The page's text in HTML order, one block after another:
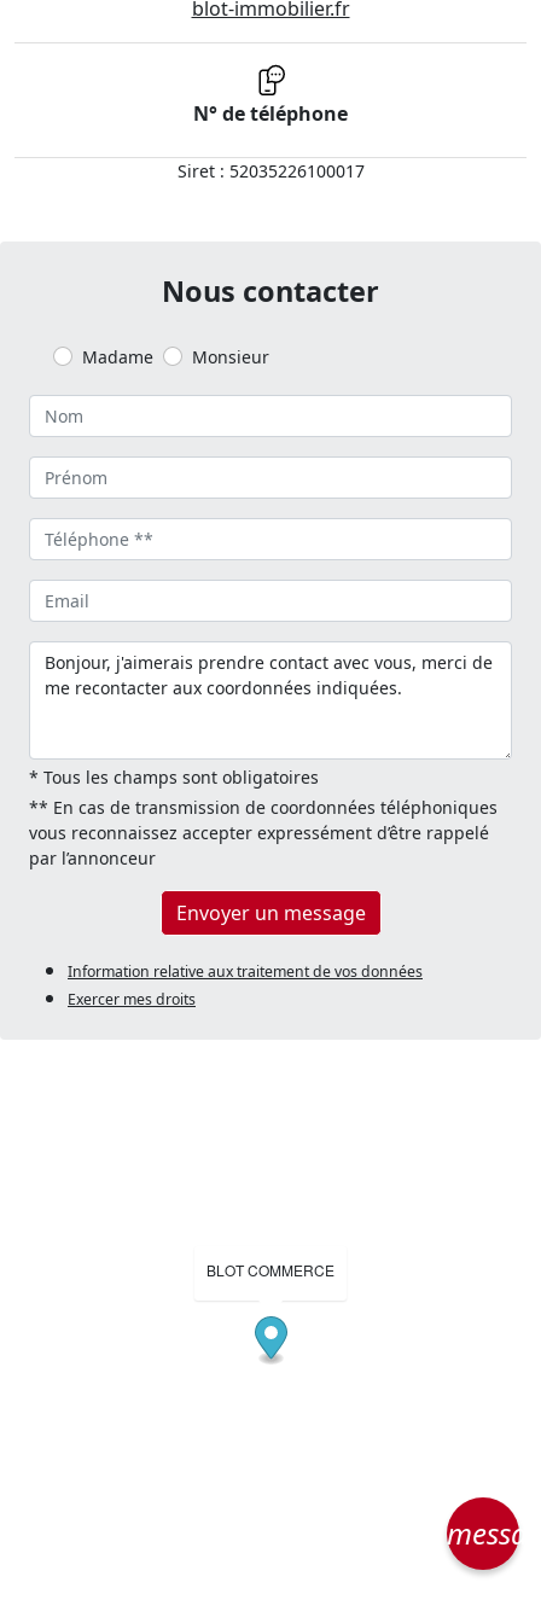
blot-immobilier.fr
N° de téléphone
Siret : 52035226100017
Nous contacter
Madame Monsieur
* Tous les champs sont obligatoires
** En cas de transmission de coordonnées téléphoniques
vous reconnaissez accepter expressément d’être rappelé
par l’annonceur
Envoyer un message
Information relative aux traitement de vos données
Exercer mes droits
BLOT COMMERCE